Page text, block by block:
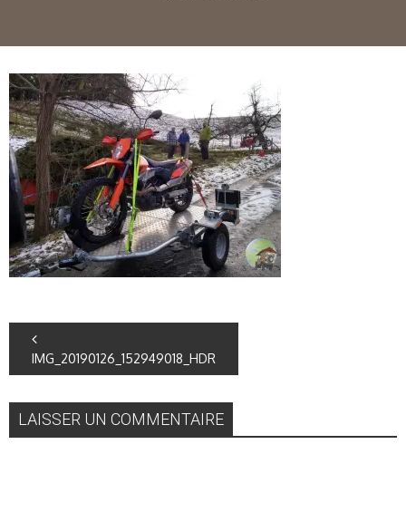
IMG_20190126_152949018_HDR
LAISSER UN COMMENTAIRE